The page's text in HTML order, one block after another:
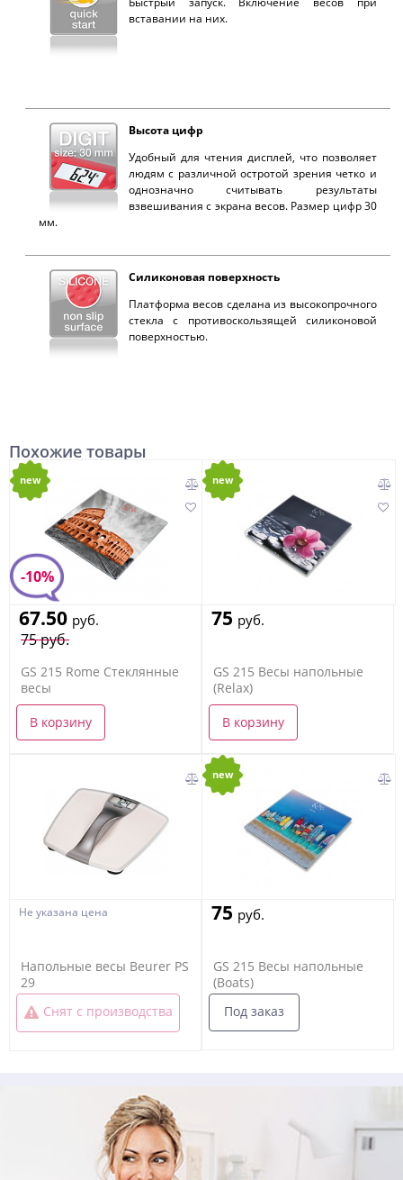
вставании на них.
Высота цифр
Удобный для чтения дисплей, что позволяет
людям с различной остротой зрения четко и
однозначно считывать результаты
взвешивания с экрана весов. Размер цифр 30
мм.
Силиконовая поверхность
Платформа весов сделана из высокопрочного
стекла с противоскользящей силиконовой
поверхностью.
Похожие товары
new
-10%
75 руб.
67.50 руб.
GS 215 Rome Стеклянные
весы
В корзину
new
75 руб.
GS 215 Весы напольные
(Relax)
В корзину
Не указана цена
Напольные весы Beurer PS
29
Снят с производства
new
75 руб.
GS 215 Весы напольные
(Boats)
Под заказ